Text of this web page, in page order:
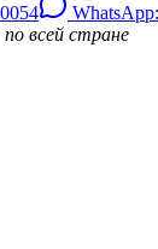
всей стране